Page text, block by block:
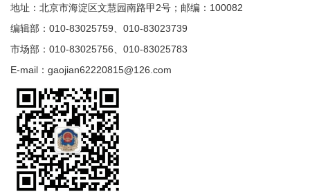
地址：北京市海淀区文慧园南路甲2号；邮编：100082
编辑部：010-83025759、010-83023739
市场部：010-83025756、010-83025783
E-mail：gaojian62220815@126.com